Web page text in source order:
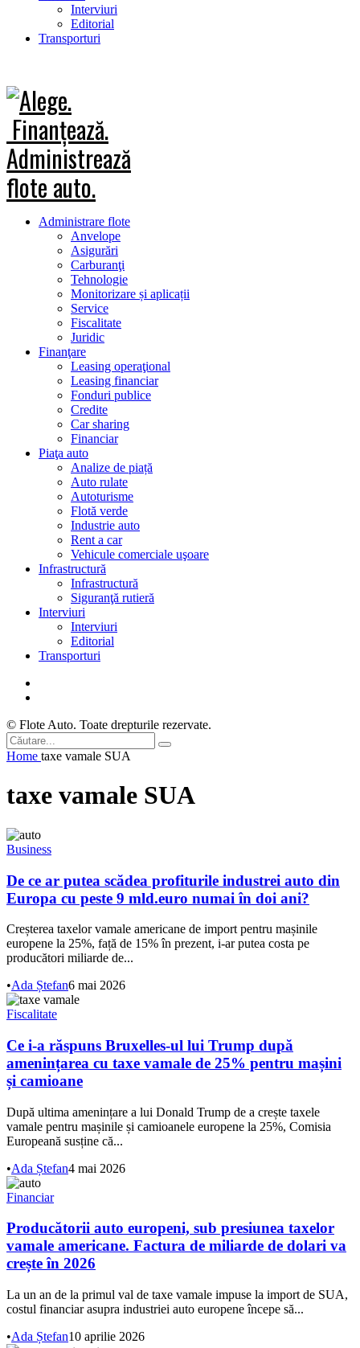
Interviuri
Editorial
Transporturi
Administrare flote
Anvelope
Asigurări
Carburanţi
Tehnologie
Monitorizare și aplicații
Service
Fiscalitate
Juridic
Finanţare
Leasing operaţional
Leasing financiar
Fonduri publice
Credite
Car sharing
Financiar
Piaţa auto
Analize de piață
Auto rulate
Autoturisme
Flotă verde
Industrie auto
Rent a car
Vehicule comerciale uşoare
Infrastructură
Infrastructură
Siguranţă rutieră
Interviuri
Interviuri
Editorial
Transporturi
© Flote Auto. Toate drepturile rezervate.
Home taxe vamale SUA
taxe vamale SUA
Business
De ce ar putea scădea profiturile industrei auto din
Europa cu peste 9 mld.euro numai în doi ani?
Creșterea taxelor vamale americane de import pentru mașinile
europene la 25%, față de 15% în prezent, i-ar putea costa pe
producători miliarde de...
•Ada Ștefan6 mai 2026
Fiscalitate
Ce i-a răspuns Bruxelles-ul lui Trump după
amenințarea cu taxe vamale de 25% pentru mașini
și camioane
După ultima amenințare a lui Donald Trump de a crește taxele
vamale pentru mașinile și camioanele europene la 25%, Comisia
Europeană susține că...
•Ada Ștefan4 mai 2026
Financiar
Producătorii auto europeni, sub presiunea taxelor
vamale americane. Factura de miliarde de dolari va
crește în 2026
La un an de la primul val de taxe vamale impuse la import de SUA,
costul financiar asupra industriei auto europene începe să...
•Ada Ștefan10 aprilie 2026